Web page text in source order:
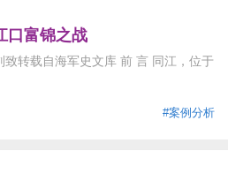
口富锦之战
转载自海军史文库 前 言 同江，位于
#案例分析